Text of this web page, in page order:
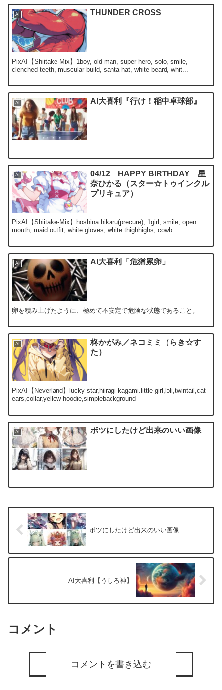
AI THUNDER CROSS
PixAI【Shiitake-Mix】1boy, old man, super hero, solo, smile,
clenched teeth, muscular build, santa hat, white beard, whit...
AI AI大喜利『行け！稲中卓球部』
AI
04/12 HAPPY BIRTHDAY 星
奈ひかる（スター☆トゥインクル
プリキュア）
PixAI【Shiitake-Mix】hoshina hikaru(precure), 1girl, smile, open
mouth, maid outfit, white gloves, white thighhighs, cowb...
AI AI大喜利「危猶累卵」
卵を積み上げたように、極めて不安定で危険な状態であること。
AI
柊かがみ／ネコミミ（らき☆す
た）
PixAI【Neverland】lucky star,hiiragi kagami.little girl,loli,twintail,cat
ears,collar,yellow hoodie,simplebackground
AI ボツにしたけど出来のいい画像
ボツにしたけど出来のいい画像
AI大喜利【うしろ神】
コメント
コメントを書き込む